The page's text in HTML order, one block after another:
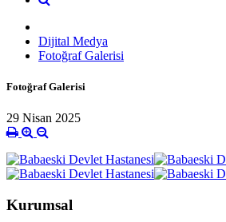
Dijital Medya
Fotoğraf Galerisi
Fotoğraf Galerisi
29 Nisan 2025
Kurumsal